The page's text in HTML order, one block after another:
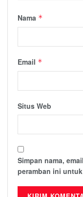
Nama *
Email *
Situs Web
Simpan nama,
peramban ini